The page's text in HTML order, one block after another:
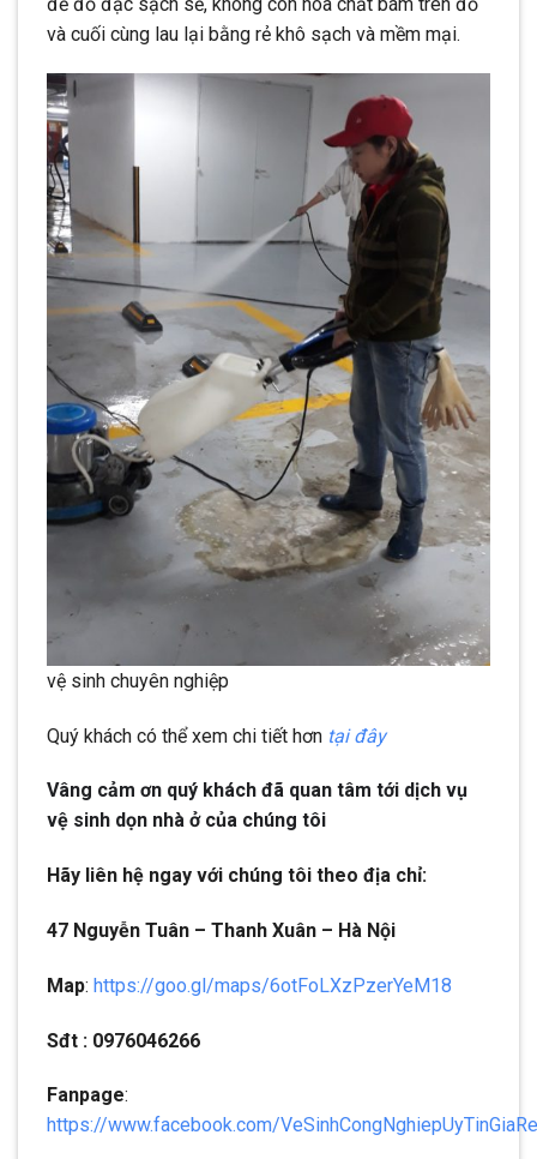
và cuối cùng lau lại bằng rẻ khô sạch và mềm mại.
vệ sinh chuyên nghiệp
Quý khách có thể xem chi tiết hơn tại đây
Vâng cảm ơn quý khách đã quan tâm tới dịch vụ
vệ sinh dọn nhà ở của chúng tôi
Hãy liên hệ ngay với chúng tôi theo địa chỉ:
47 Nguyễn Tuân – Thanh Xuân – Hà Nội
Map: https://goo.gl/maps/6otFoLXzPzerYeM18
Sđt : 0976046266
Fanpage:
https://www.facebook.com/